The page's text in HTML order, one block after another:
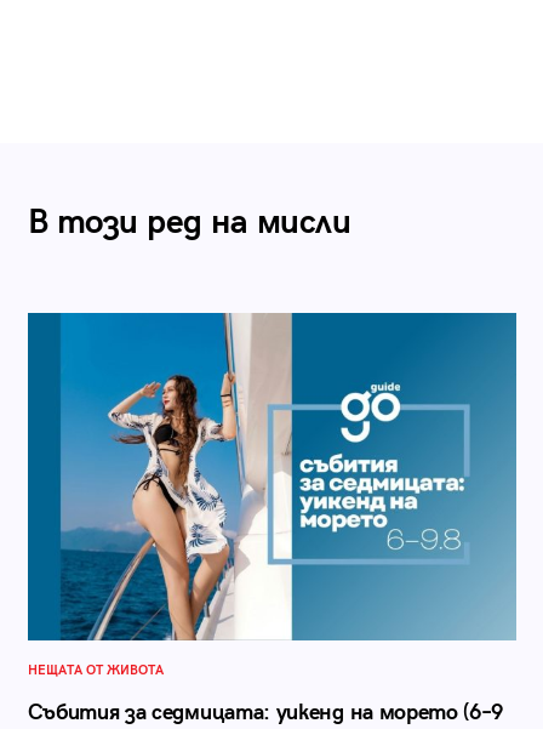
В този ред на мисли
НЕЩАТА ОТ ЖИВОТА
Събития за седмицата: уикенд на морето (6–9